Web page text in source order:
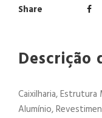
Share
Descrição
Caixilharia,Estrutura
Alumínio,